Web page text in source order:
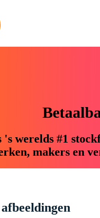
's werelds #1
makers en